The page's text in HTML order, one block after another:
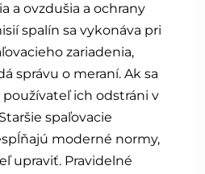
a ovzdušia a ochrany
spalín sa vykonáva pri
zariadenia,
správu o meraní. Ak sa
ich odstráni v
spaľovacie
moderné normy,
upraviť. Pravidelné